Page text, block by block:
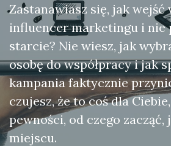
Zastanawiasz się, jak wejść
influencer marketingu i nie
starcie? Nie wiesz, jak
osobę do współpracy i jak
kampania faktycznie
czujesz, że to coś dla
pewności, od czego zacząć,
miejscu.